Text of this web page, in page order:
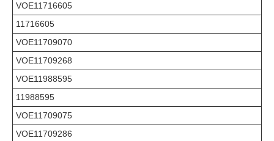
VOE11716605
11716605
VOE11709070
VOE11709268
VOE11988595
11988595
VOE11709075
VOE11709286